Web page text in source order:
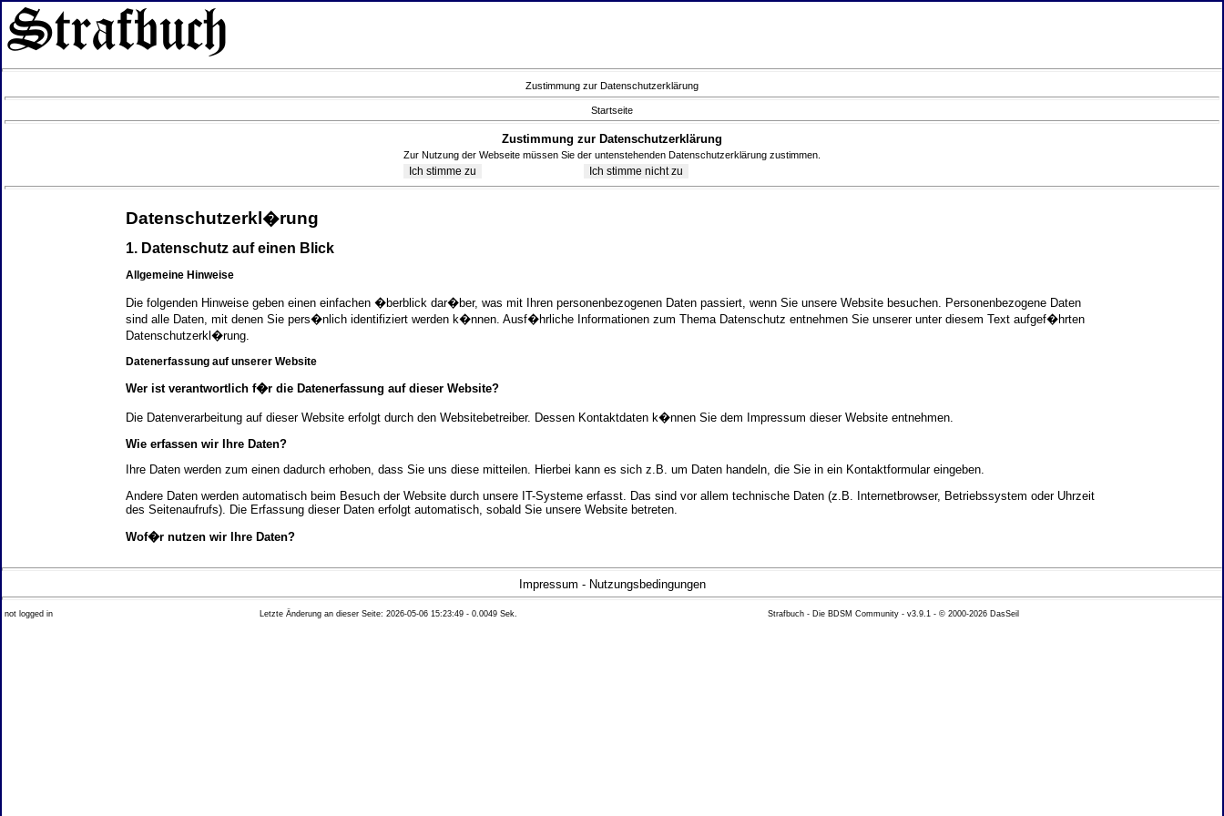
Zustimmung zur Datenschutzerklärung
Startseite
Zustimmung zur Datenschutzerklärung
Zur Nutzung der Webseite müssen Sie der untenstehenden Datenschutzerklärung zustimmen.
Datenschutzerkl�rung
1. Datenschutz auf einen Blick
Allgemeine Hinweise
Die folgenden Hinweise geben einen einfachen �berblick dar�ber, was mit Ihren personenbezogenen Daten passiert, wenn Sie unsere Website besuchen. Personenbezogene Daten
sind alle Daten, mit denen Sie pers�nlich identifiziert werden k�nnen. Ausf�hrliche Informationen zum Thema Datenschutz entnehmen Sie unserer unter diesem Text aufgef�hrten
Datenschutzerkl�rung.
Datenerfassung auf unserer Website
Wer ist verantwortlich f�r die Datenerfassung auf dieser Website?
Die Datenverarbeitung auf dieser Website erfolgt durch den Websitebetreiber. Dessen Kontaktdaten k�nnen Sie dem Impressum dieser Website entnehmen.
Wie erfassen wir Ihre Daten?
Ihre Daten werden zum einen dadurch erhoben, dass Sie uns diese mitteilen. Hierbei kann es sich z.B. um Daten handeln, die Sie in ein Kontaktformular eingeben.
Andere Daten werden automatisch beim Besuch der Website durch unsere IT-Systeme erfasst. Das sind vor allem technische Daten (z.B. Internetbrowser, Betriebssystem oder Uhrzeit
des Seitenaufrufs). Die Erfassung dieser Daten erfolgt automatisch, sobald Sie unsere Website betreten.
Wof�r nutzen wir Ihre Daten?
Ein Teil der Daten wird erhoben, um eine fehlerfreie Bereitstellung der Website zu gew�hrleisten. Andere Daten k�nnen zur Analyse Ihres Nutzerverhaltens verwendet werden.
Welche Rechte haben Sie bez�glich Ihrer Daten?
Sie haben jederzeit das Recht unentgeltlich Auskunft �ber Herkunft, Empf�nger und Zweck Ihrer gespeicherten personenbezogenen Daten zu erhalten. Sie haben au�erdem ein
Impressum - Nutzungsbedingungen
not logged in Letzte Änderung an dieser Seite: 2026-05-06 15:23:49 - 0.0049 Sek. Strafbuch - Die BDSM Community - v3.9.1 - © 2000-2026 DasSeil